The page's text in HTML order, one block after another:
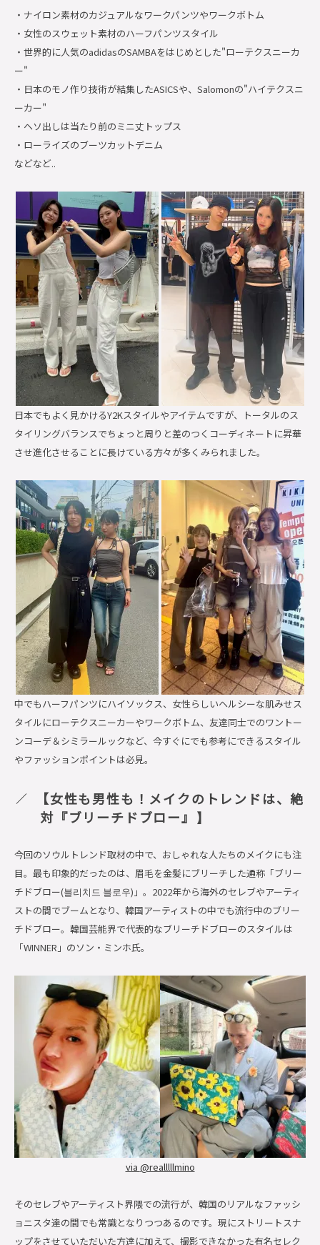
・ナイロン素材のカジュアルなワークパンツやワークボトム
・女性のスウェット素材のハーフパンツスタイル
・世界的に人気のadidasのSAMBAをはじめとした"ローテクスニーカ
ー"
・日本のモノ作り技術が結集したASICSや、Salomonの"ハイテクスニ
ーカー"
・ヘソ出しは当たり前のミニ丈トップス
・ローライズのブーツカットデニム
などなど..
日本でもよく見かけるY2Kスタイルやアイテムですが、トータルのス
タイリングバランスでちょっと周りと差のつくコーディネートに昇華
させ進化させることに長けている方々が多くみられました。
中でもハーフパンツにハイソックス、女性らしいヘルシーな肌みせス
タイルにローテクスニーカーやワークボトム、友達同士でのワントー
ンコーデ＆シミラールックなど、今すぐにでも参考にできるスタイル
やファッションポイントは必見。
【女性も男性も！メイクのトレンドは、絶
対『ブリーチドブロー』
】
今回のソウルトレンド取材の中で、おしゃれな人たちのメイクにも注
目。最も印象的だったのは、眉毛を金髪にブリーチした通称「ブリー
チドブロー(블리치드 블로우)」。2022年から海外のセレブやアーティ
ストの間でブームとなり、韓国アーティストの中でも流行中のブリー
チドブロー。韓国芸能界で代表的なブリーチドブローのスタイルは
「WINNER」のソン・ミンホ氏。
via @realllllmino
そのセレブやアーティスト界隈での流行が、韓国のリアルなファッシ
ョニスタ達の間でも常識となりつつあるのです。現にストリートスナ
ップをさせていただいた方達に加えて、撮影できなかった有名セレク